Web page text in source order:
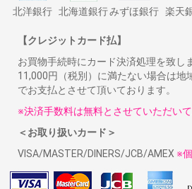
北洋銀行 北海道銀行みずほ銀行 楽天
【クレジットカード払】
お買物手続時にカード決済処理を致し
11,000円（税別）に満たない場合は地
でお支払とさせて頂いておりま
※決済手数料は無料とさせていただいて
＜お取り扱いカード＞
VISA/MASTER/DINERS/JCB/AMEX ※